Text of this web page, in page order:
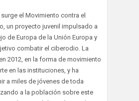
el Movimiento contra el
un proyecto juvenil impulsado a
de Europa de la Unión Europa y
combatir el ciberodio. La
2012, en la forma de movimiento
en las instituciones, y ha
a miles de jóvenes de toda
a la población sobre este